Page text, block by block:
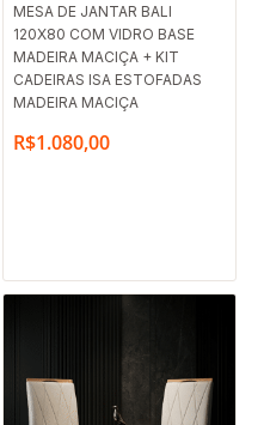
MESA DE JANTAR BALI
120X80 COM VIDRO BASE
MADEIRA MACIÇA + KIT
CADEIRAS ISA ESTOFADAS
MADEIRA MACIÇA
R$1.080,00